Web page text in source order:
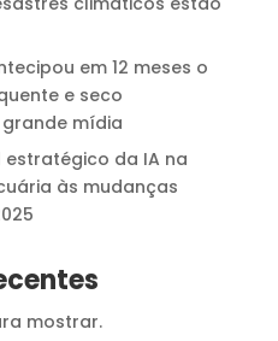
em 12 meses o
e seco
mídia
da IA na
às mudanças
mostrar.